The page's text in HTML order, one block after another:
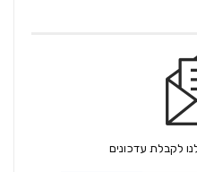
לקבלת עדכונים